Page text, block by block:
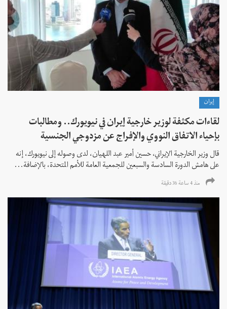
إيران
لقاءات مكثفة لوزير خارجية إيران في نيويورك.. ومطالبات
بإحياء الاتفاق النووي والإفراج عن مزدوجي الجنسية
قال وزير الخارجية الإيراني، حسين أمير عبد اللهيان، لدى وصوله إلى نيويورك، إنه
على هامش الدورة السادسة والسبعين للجمعية العامة للأمم المتحدة، بالإضافة...
منذ 4 ساعة 36 دقیقة